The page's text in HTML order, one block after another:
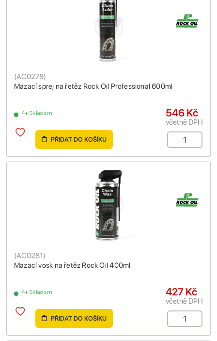
Mazací sprej na řetěz Rock Oil Professional 600ml
(AC0278)
4+ Skladem 546 Kč
včetně DPH
PŘIDAT DO KOŠÍKU
Mazací vosk na řetěz Rock Oil 400ml
(AC0281)
4+ Skladem 427 Kč
včetně DPH
PŘIDAT DO KOŠÍKU